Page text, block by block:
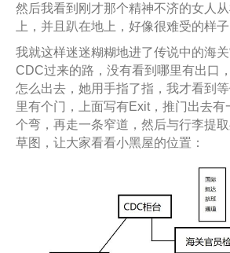
然后我看到刚才那个精神不济的女人
上，并且趴在地上，好像很难受的样子
我就这样迷迷糊糊地进了传说中的海关
CDC过来的路，没有看到哪里有出口
怎么出去，她用手指了指，我才看到
里有个门，上面写有Exit，推门出去有
个弯，再走一条窄道，然后与行李提
草图，让大家看看小黑屋的位置：